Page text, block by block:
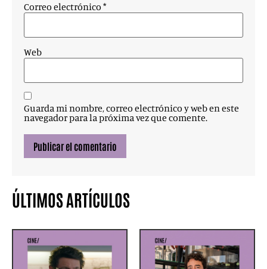
Correo electrónico *
Web
Guarda mi nombre, correo electrónico y web en este
navegador para la próxima vez que comente.
ÚLTIMOS ARTÍCULOS